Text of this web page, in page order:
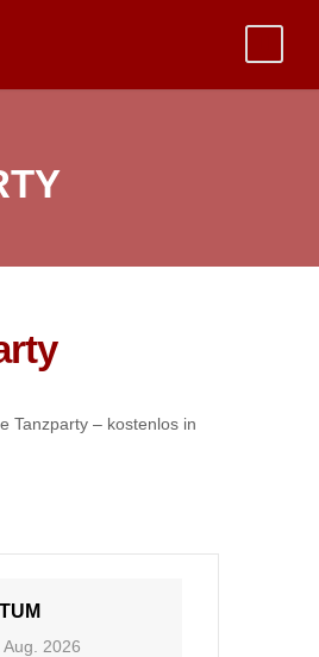
Tanzparty – kostenlos in
Aug. 2026